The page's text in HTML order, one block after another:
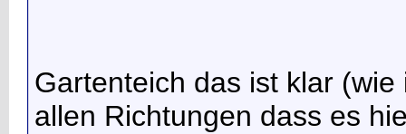
Gartenteich das ist klar
allen Richtungen dass es